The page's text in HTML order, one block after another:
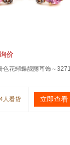
价
色花蝴蝶靓丽耳饰～
人看货 立即查看